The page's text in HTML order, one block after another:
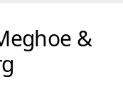
&